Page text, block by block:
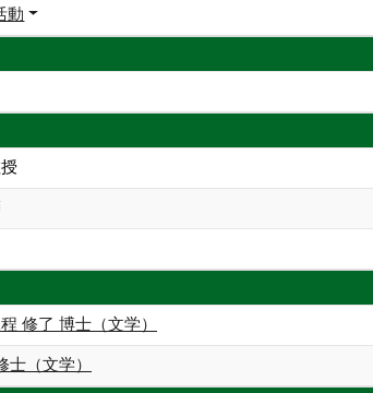
動
修了 博士（文学）
（文学）